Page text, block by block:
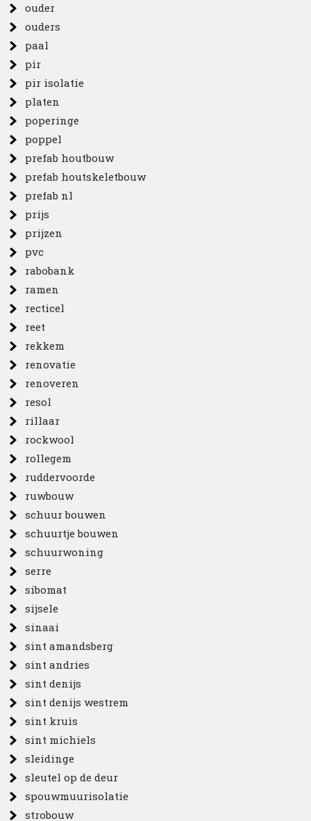
ouder
ouders
paal
pir
pir isolatie
platen
poperinge
poppel
prefab houtbouw
prefab houtskeletbouw
prefab nl
prijs
prijzen
pvc
rabobank
ramen
recticel
reet
rekkem
renovatie
renoveren
resol
rillaar
rockwool
rollegem
ruddervoorde
ruwbouw
schuur bouwen
schuurtje bouwen
schuurwoning
serre
sibomat
sijsele
sinaai
sint amandsberg
sint andries
sint denijs
sint denijs westrem
sint kruis
sint michiels
sleidinge
sleutel op de deur
spouwmuurisolatie
strobouw